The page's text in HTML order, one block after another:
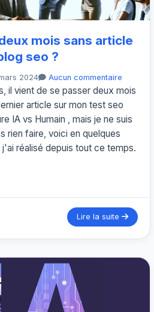
mois sans article
seo ?
2024 Aucun commentaire
il vient de se passer deux mois
article sur mon test seo
IA vs Humain , mais je ne suis
rien faire, voici en quelques
réalisé depuis tout ce temps.
Lire la suite